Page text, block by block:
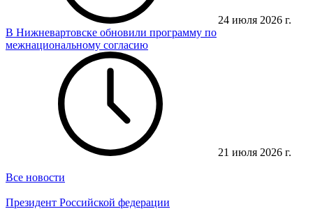
24 июля 2026 г.
В Нижневартовске обновили программу по
межнациональному согласию
21 июля 2026 г.
Все новости
Президент Российской федерации